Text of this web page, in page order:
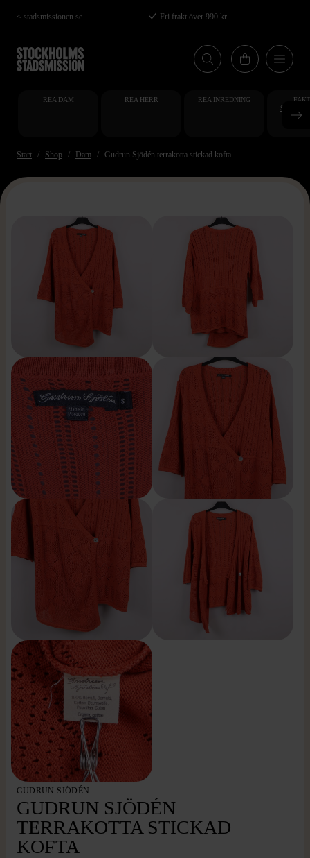
Hoppa
till
huvudinnehåll
< stadsmissionen.se Fri frakt över 990 kr
REA DAM REA HERR REA INREDNING
Start Shop Dam Gudrun Sjödén terrakotta stickad kofta
GUDRUN SJÖDÉN
GUDRUN SJÖDÉN
TERRAKOTTA STICKAD
KOFTA